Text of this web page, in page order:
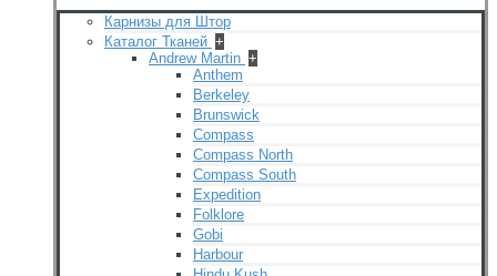
Карнизы для Штор
Каталог Тканей +
Andrew Martin +
Anthem
Berkeley
Brunswick
Compass
Compass North
Compass South
Expedition
Folklore
Gobi
Harbour